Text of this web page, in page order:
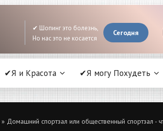
✔ Шопинг это болезнь,
Но нас это не косается
Сегодня
✔Я и Красота ✔Я могу Похудеть
» Домашний спортзал или общественный спортзал -